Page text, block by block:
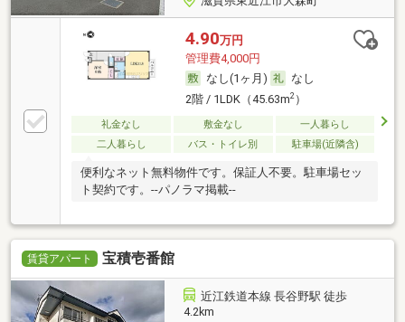
4.90万円
管理費4,000円
なし(1ヶ月)
なし
2階 / 1LDK（45.63m2）
礼金なし 敷金なし
一人暮らし
二人暮らし
バス・トイレ別 駐車場(近隣含)
便利なネット無料物件です。保証人不要。駐車場セッ
ト契約です。--パノラマ掲載--
賃貸アパート 宝積壱番館
近江鉄道本線 長谷野駅 徒歩
4.2km